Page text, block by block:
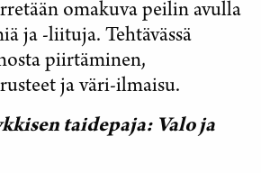
omakuva peilin avulla
ja -liituja. Tehtävässä
piirtäminen,
ja väri-ilmaisu.
taidepaja: Valo ja